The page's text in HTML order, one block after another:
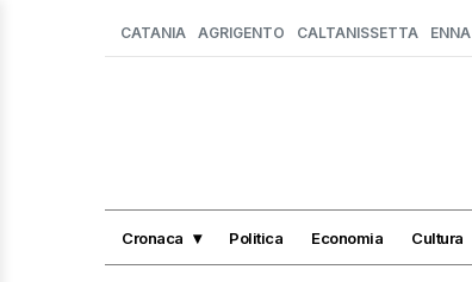
CATANIA AGRIGENTO CALTANISSETTA ENNA
Cronaca Politica Economia Cultura